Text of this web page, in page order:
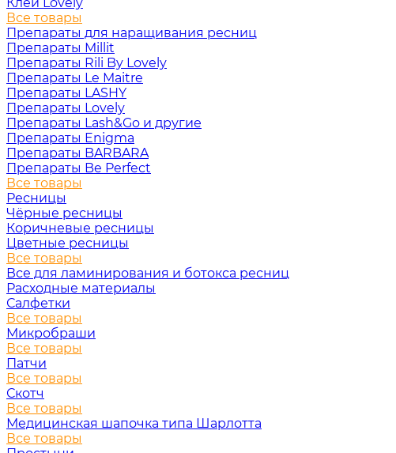
Все товары
Препараты для наращивания ресниц
Препараты Millit
Препараты Rili By Lovely
Препараты Le Maitre
Препараты LASHY
Препараты Lovely
Препараты Lash&Go и другие
Препараты Enigma
Препараты BARBARA
Препараты Be Perfect
Все товары
Ресницы
Чёрные ресницы
Коричневые ресницы
Цветные ресницы
Все товары
Все для ламинирования и ботокса ресниц
Расходные материалы
Салфетки
Все товары
Микробраши
Все товары
Патчи
Все товары
Скотч
Все товары
Медицинская шапочка типа Шарлотта
Все товары